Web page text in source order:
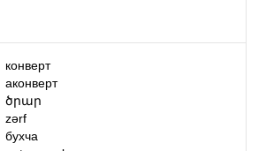
конверт
аконверт
ծրար
zərf
бухча